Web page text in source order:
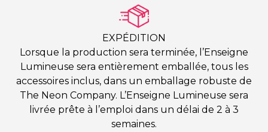
EXPÉDITION
Lorsque la production sera terminée, l’Enseigne
Lumineuse sera entièrement emballée, tous les
accessoires inclus, dans un emballage robuste de
The Neon Company. L’Enseigne Lumineuse sera
livrée prête à l’emploi dans un délai de 2 à 3
semaines.